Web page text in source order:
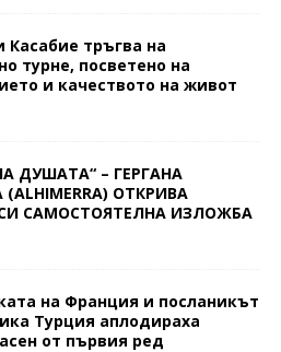
тръгва на
турне, посветено на
и качеството на живот
ДУШАТА“ – ГЕРГАНА
ОТКРИВА
САМОСТОЯТЕЛНА ИЗЛОЖБА
на Франция и посланикът
Турция аплодираха
от първия ред